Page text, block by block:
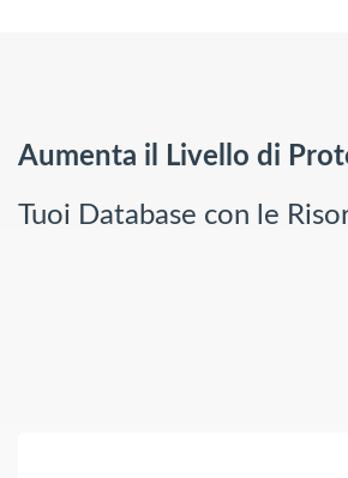
Aumenta il Livello di
Tuoi Database con le